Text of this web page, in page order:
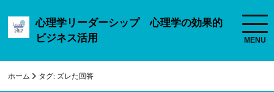
心理学リーダーシップ 心理学の効果的
ビジネス活用
ホーム タグ: ズレた回答